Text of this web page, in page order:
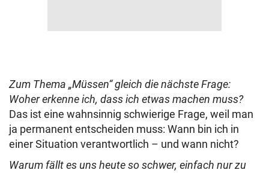
Zum Thema „Müssen“ gleich die nächste Frage:
Woher erkenne ich, dass ich etwas machen muss?
Das ist eine wahnsinnig schwierige Frage, weil man
ja permanent entscheiden muss: Wann bin ich in
einer Situation verantwortlich – und wann nicht?
Warum fällt es uns heute so schwer, einfach nur zu